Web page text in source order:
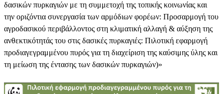
δασικών πυρκαγιών με τη συμμετοχή της τοπικής κοινωνίας και
την οριζόντια συνεργασία των αρμόδιων φορέων: Προσαρμογή του
αγροδασικού περιβάλλοντος στη κλιματική αλλαγή & αύξηση της
ανθεκτικότητάς του στις δασικές πυρκαγιές: Πιλοτική εφαρμογή
προδιαγεγραμμένου πυρός για τη διαχείριση της καύσιμης ύλης και
τη μείωση της έντασης των δασικών πυρκαγιών)»